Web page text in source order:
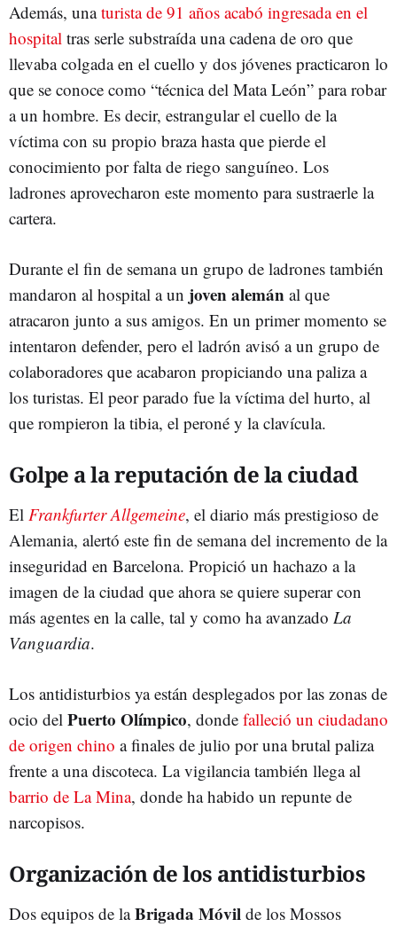
Además, unaturista de 91 años acabó ingresada en el
hospital tras serle substraída una cadena de oro que
llevaba colgada en el cuello y dos jóvenes practicaron lo
que se conoce como “técnica del Mata León” para robar
a un hombre. Es decir, estrangular el cuello de la
víctima con su propio braza hasta que pierde el
conocimiento por falta de riego sanguíneo. Los
ladrones aprovecharon este momento para sustraerle la
cartera.
Durante el fin de semana un grupo de ladrones también
mandaron al hospital a un joven alemán al que
atracaron junto a sus amigos. En un primer momento se
intentaron defender, pero el ladrón avisó a un grupo de
colaboradores que acabaron propiciando una paliza a
los turistas. El peor parado fue la víctima del hurto, al
que rompieron la tibia, el peroné y la clavícula.
Golpe a la reputación de la ciudad
El Frankfurter Allgemeine, el diario más prestigioso de
Alemania, alertó este fin de semana del incremento de la
inseguridad en Barcelona. Propició un hachazo a la
imagen de la ciudad que ahora se quiere superar con
más agentes en la calle, tal y como ha avanzado La
Vanguardia.
Los antidisturbios ya están desplegados por las zonas de
ocio del Puerto Olímpico, donde falleció un ciudadano
de origen chino a finales de julio por una brutal paliza
frente a una discoteca. La vigilancia también llega al
barrio de La Mina, donde ha habido un repunte de
narcopisos.
Organización de los antidisturbios
Dos equipos de laBrigada Móvil de los Mossos